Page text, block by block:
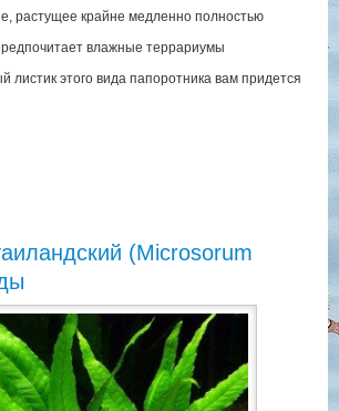
растущее крайне медленно полностью
влажные террариумы
этого вида папоротника вам придется
(Microsorum